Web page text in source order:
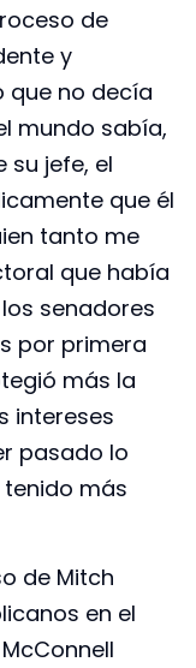
de
y
que no decía
mundo sabía,
su jefe, el
que él
tanto me
que había
senadores
por primera
más la
intereses
pasado lo
más
de Mitch
en el